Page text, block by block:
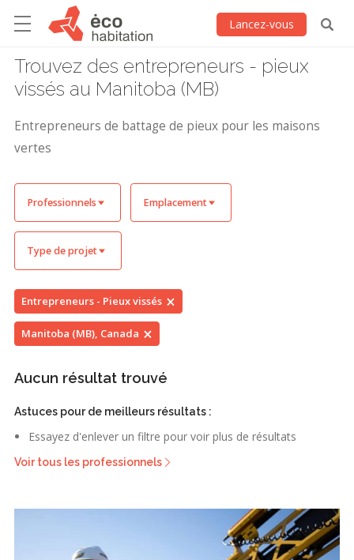
Lancez-vous
Trouvez des entrepreneurs - pieux
vissés au Manitoba (MB)
Entrepreneurs de battage de pieux pour les maisons
vertes
Professionnels Emplacement
Type de projet
Entrepreneurs - Pieux vissés
Manitoba (MB), Canada
Aucun résultat trouvé
Astuces pour de meilleurs résultats :
Essayez d'enlever un filtre pour voir plus de résultats
Voir tous les professionnels